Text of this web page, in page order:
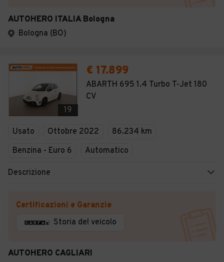
AUTOHERO ITALIA Bologna
Bologna (BO)
19
€ 17.899
ABARTH 695 1.4 Turbo T-Jet 180
CV
Usato Ottobre 2022
86.234 km
Benzina - Euro 6
Automatico
Descrizione
Certificazioni e Garanzie
Storia del veicolo
AUTOHERO CAGLIARI